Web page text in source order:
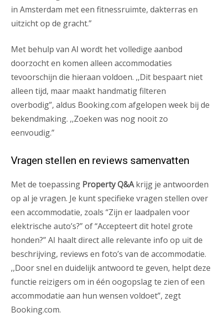
in Amsterdam met een fitnessruimte, dakterras en
uitzicht op de gracht.”
Met behulp van AI wordt het volledige aanbod
doorzocht en komen alleen accommodaties
tevoorschijn die hieraan voldoen. ,,Dit bespaart niet
alleen tijd, maar maakt handmatig filteren
overbodig”, aldus Booking.com afgelopen week bij de
bekendmaking. ,,Zoeken was nog nooit zo
eenvoudig.”
Vragen stellen en reviews samenvatten
Met de toepassing Property Q&Akrijg je antwoorden
op al je vragen. Je kunt specifieke vragen stellen over
een accommodatie, zoals “Zijn er laadpalen voor
elektrische auto’s?” of “Accepteert dit hotel grote
honden?” AI haalt direct alle relevante info op uit de
beschrijving, reviews en foto’s van de accommodatie.
,,Door snel en duidelijk antwoord te geven, helpt deze
functie reizigers om in één oogopslag te zien of een
accommodatie aan hun wensen voldoet”, zegt
Booking.com.